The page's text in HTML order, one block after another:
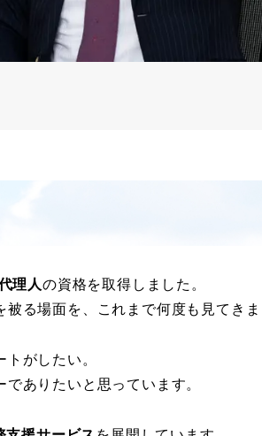
理人の資格を取得しました。
る場面を、これまで何度も見てきま
トがしたい。
ありたいと思っています。